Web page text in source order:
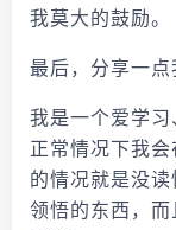
我莫大的鼓励。
最后，分享一点
我是一个爱学习
正常情况下我
的情况就是没
领悟的东西，